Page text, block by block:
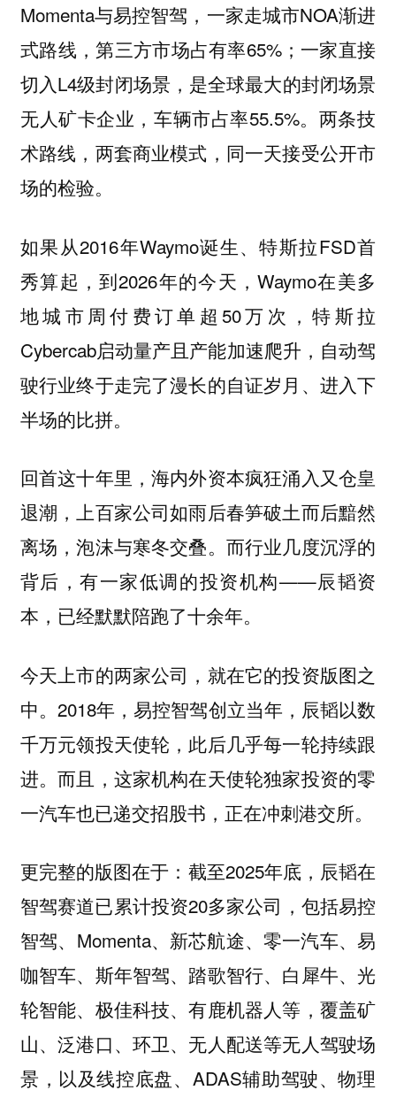
Momenta与易控智驾，一家走城市NOA渐进
式路线，第三方市场占有率65%；一家直接
切入L4级封闭场景，是全球最大的封闭场景
无人矿卡企业，车辆市占率55.5%。两条技
术路线，两套商业模式，同一天接受公开市
场的检验。
如果从2016年Waymo诞生、特斯拉FSD首
秀算起，到2026年的今天，Waymo在美多
地城市周付费订单超50万次，特斯拉
Cybercab启动量产且产能加速爬升，自动驾
驶行业终于走完了漫长的自证岁月、进入下
半场的比拼。
回首这十年里，海内外资本疯狂涌入又仓皇
退潮，上百家公司如雨后春笋破土而后黯然
离场，泡沫与寒冬交叠。而行业几度沉浮的
背后，有一家低调的投资机构——辰韬资
本，已经默默陪跑了十余年。
今天上市的两家公司，就在它的投资版图之
中。2018年，易控智驾创立当年，辰韬以数
千万元领投天使轮，此后几乎每一轮持续跟
进。而且，这家机构在天使轮独家投资的零
一汽车也已递交招股书，正在冲刺港交所。
更完整的版图在于：截至2025年底，辰韬在
智驾赛道已累计投资20多家公司，包括易控
智驾、Momenta、新芯航途、零一汽车、易
咖智车、斯年智驾、踏歌智行、白犀牛、光
轮智能、极佳科技、有鹿机器人等，覆盖矿
山、泛港口、环卫、无人配送等无人驾驶场
景，以及线控底盘、ADAS辅助驾驶、物理